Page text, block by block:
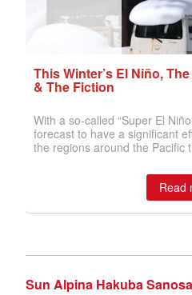
Sun Alpina Hakuba